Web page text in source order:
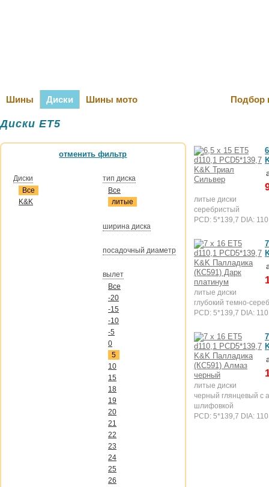
Шины Диски Шины мото Подбор
Диски ET5
отменить фильтр
Диски
Все
K&K
тип диска
Все
литые
ширина диска
посадочный диаметр
вылет
Все
-20
-15
-10
-5
0
5
10
15
18
19
20
21
22
23
24
25
26
литые диски
серебристый
PCD: 5*139,7 DIA:
литые диски
глубокий темно-
PCD: 5*139,7 DIA:
литые диски
черный глянцевый с
шлифовкой
PCD: 5*139,7 DIA: